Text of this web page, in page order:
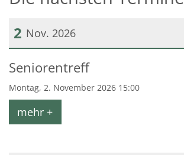
2 Nov. 2026
Datum: 2. November 2026
Seniorentreff
Montag, 2. November 2026 15:00
mehr +